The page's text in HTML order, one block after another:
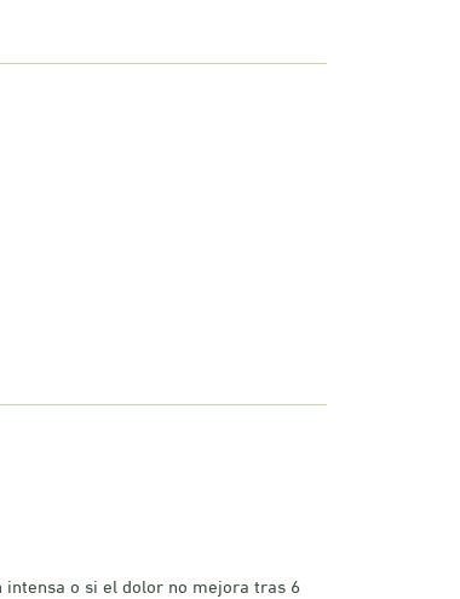
intensa o si el dolor no mejora tras 6